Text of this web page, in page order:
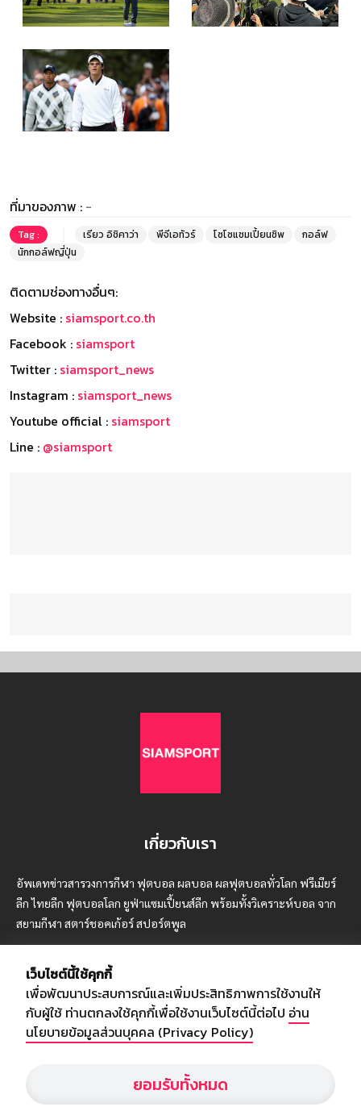
ที่มาของภาพ : -
Tag : เรียว อิชิคาว่า พีจีเอทัวร์ โซโซแชมเปี้ยนชิพ
กอล์ฟ
นักกอล์ฟญี่ปุ่น
ติดตามช่องทางอื่นๆ:
Website : siamsport.co.th
Facebook : siamsport
Twitter : siamsport_news
Instagram : siamsport_news
Youtube official : siamsport
Line : @siamsport
เกี่ยวกับเรา
อัพเดทข่าวสารวงการกีฬา ฟุตบอล ผลบอล ผลฟุตบอลทั่วโลก ฟรีเมียร์
ลีก ไทยลีก ฟุตบอลโลก ยูฟ่าแซมเปี้ยนส์ลีก พร้อมทั้งวิเคราะห์บอล จาก
สยามกีฬา สตาร์ชอคเก้อร์ สปอร์ตพูล
บริษัท สยามสปอร์ต ซินติเคท จำกัด (มหาชน)
เลขที่ 66/26 - 29 ซอยรามอินทรา 40
ถนนรามอินทรา แขวงนวลจันทร์
โทร : 02-5088-000
เว็บไซต์นี้ใช้คุกกี้
เพื่อพัฒนาประสบการณ์และเพิ่มประสิทธิภาพการใช้งานให้
กับผู้ใช้ ท่านตกลงใช้คุกกี้เพื่อใช้งานเว็บไซต์นี้ต่อไป อ่าน
นโยบายข้อมูลส่วนบุคคล (Privacy Policy)
ยอมรับทั้งหมด